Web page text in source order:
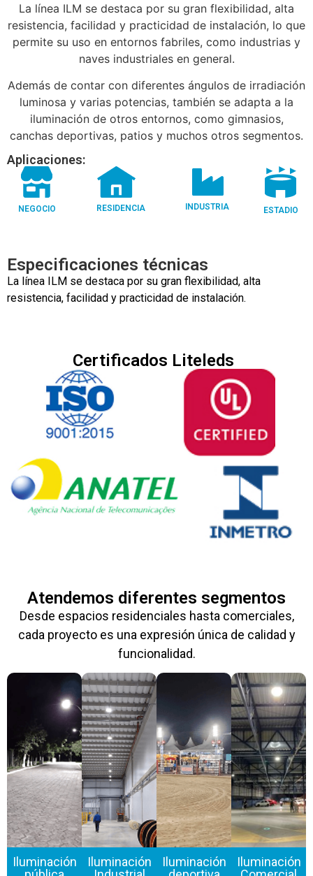
La línea ILM se destaca por su gran flexibilidad, alta
resistencia, facilidad y practicidad de instalación, lo que
permite su uso en entornos fabriles, como industrias y
naves industriales en general.
Además de contar con diferentes ángulos de irradiación
luminosa y varias potencias, también se adapta a la
iluminación de otros entornos, como gimnasios,
canchas deportivas, patios y muchos otros segmentos.
Aplicaciones:
NEGOCIO RESIDENCIA INDUSTRIA ESTADIO
Especificaciones técnicas
La línea ILM se destaca por su gran flexibilidad, alta
resistencia, facilidad y practicidad de instalación.
Certificados Liteleds
Atendemos diferentes segmentos
Desde espacios residenciales hasta comerciales,
cada proyecto es una expresión única de calidad y
funcionalidad.
Iluminación
Iluminación
Iluminación
Iluminación